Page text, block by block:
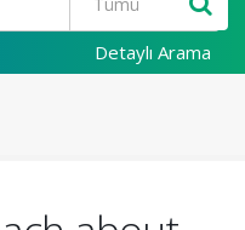
Detaylı Arama